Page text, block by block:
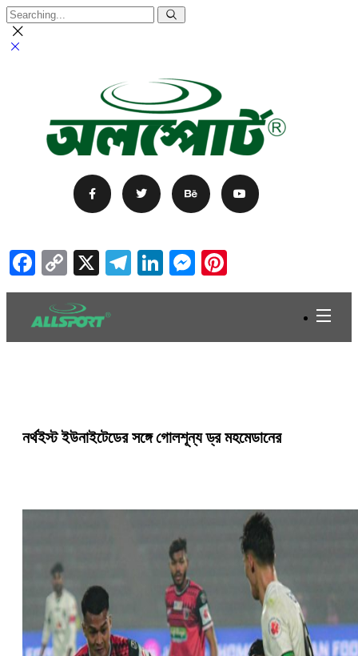
Facebook
Copy
Link
X Telegram
LinkedIn
Messenger
নর্থইস্ট ইউনাইটেডের সঙ্গে গোলশূন্য ড্র মহমেডানের